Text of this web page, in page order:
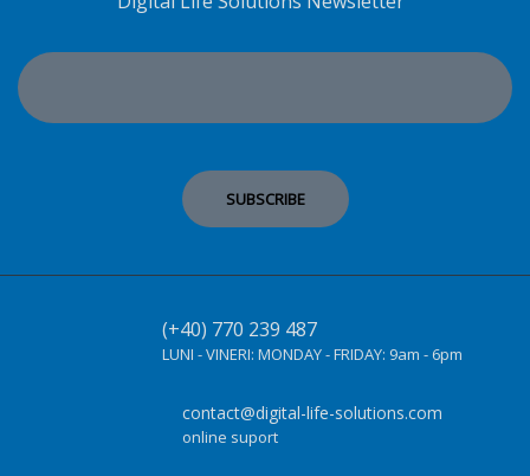
(+40) 770 239 487
LUNI - VINERI: MONDAY - FRIDAY: 9am - 6pm
contact@digital-life-solutions.com
online suport